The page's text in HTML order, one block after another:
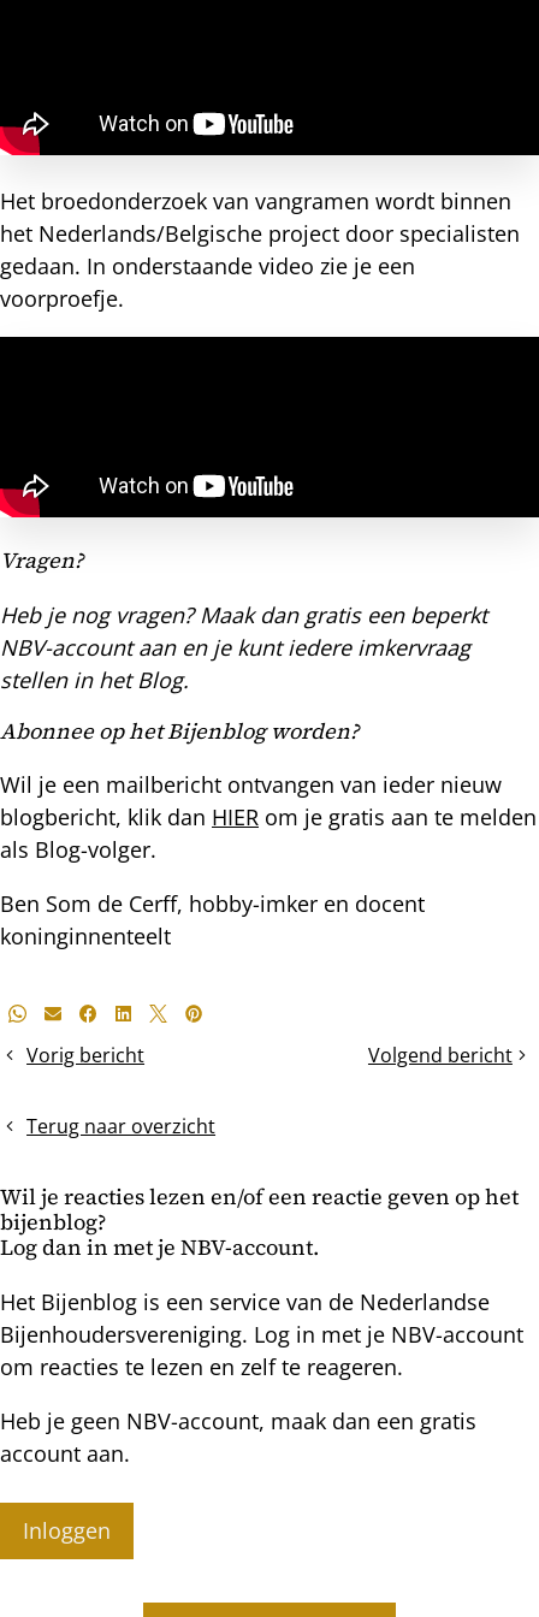
Het broedonderzoek van vangramen wordt binnen
het Nederlands/Belgische project door specialisten
gedaan. In onderstaande video zie je een
voorproefje.
Vragen?
Heb je nog vragen? Maak dan gratis een beperkt
NBV-account aan en je kunt iedere imkervraag
stellen in het Blog.
Abonnee op het Bijenblog worden?
Wil je een mailbericht ontvangen van ieder nieuw
blogbericht, klik dan HIER om je gratis aan te melden
als Blog-volger.
Ben Som de Cerff, hobby-imker en docent
koninginnenteelt
Deel
dit
bericht
Whatsapp
E-mailFacebook
LinkedIn
X Pinterest
Vorig bericht
Imkeren
monitoren
natuurlijke
mijtval
Volgend bericht
De
dagen
Terug naar overzicht
Wil je reacties lezen en/of een reactie geven op het
bijenblog?
Log dan in met je NBV-account.
Het Bijenblog is een service van de Nederlandse
Bijenhoudersvereniging. Log in met je NBV-account
om reacties te lezen en zelf te reageren.
Heb je geen NBV-account, maak dan een gratis
account aan.
Inloggen